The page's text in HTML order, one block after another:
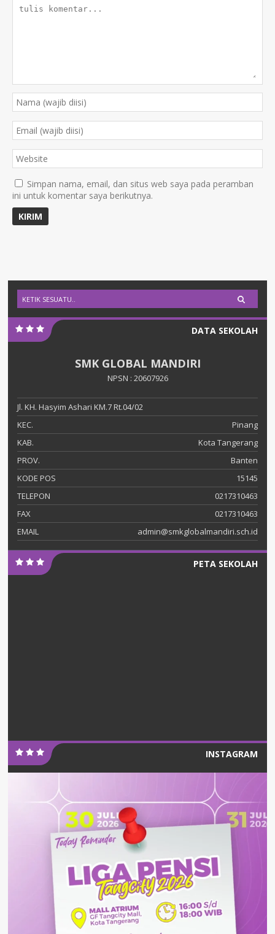
Simpan nama, email, dan situs web saya pada peramban
ini untuk komentar saya berikutnya.
DATA SEKOLAH
SMK GLOBAL MANDIRI
NPSN : 20607926
Jl. KH. Hasyim Ashari KM.7 Rt.04/02
KEC.
Pinang
KAB.
Kota Tangerang
PROV.
Banten
KODE POS
15145
TELEPON
0217310463
FAX
0217310463
EMAIL
admin@smkglobalmandiri.sch.id
PETA SEKOLAH
INSTAGRAM